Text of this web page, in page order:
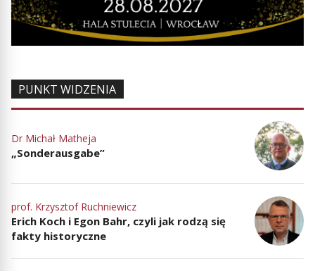
PUNKT WIDZENIA
Dr Michał Matheja
„Sonderausgabe”
prof. Krzysztof Ruchniewicz
Erich Koch i Egon Bahr, czyli jak rodzą się
fakty historyczne